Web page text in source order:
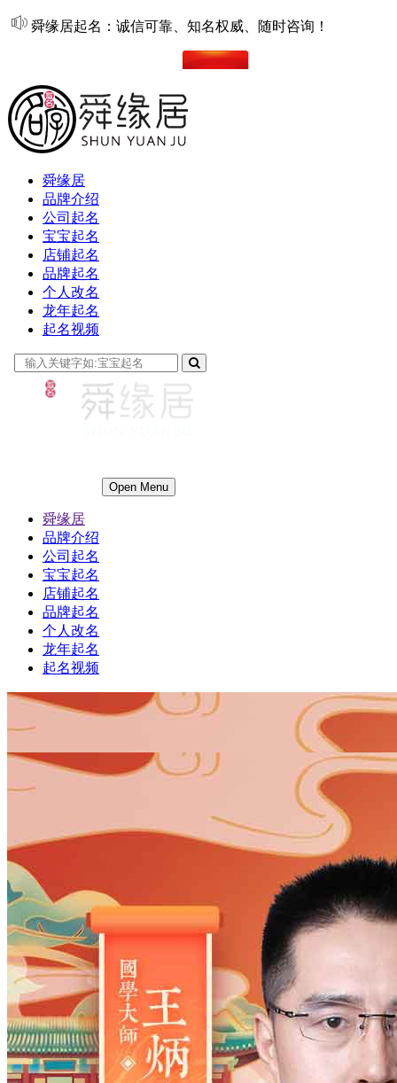
舜缘居起名：诚信可靠、知名权威、随时咨询！
舜缘居
品牌介绍
公司起名
宝宝起名
店铺起名
品牌起名
个人改名
龙年起名
起名视频
Open Menu
舜缘居
品牌介绍
公司起名
宝宝起名
店铺起名
品牌起名
个人改名
龙年起名
起名视频
男
男 女
出生时间
2026年 日16 时20分
年
2028
2027 2026 2025 2024
2023
2022
2021 2020 2019 2018
2015
2014 2013 2012 2011